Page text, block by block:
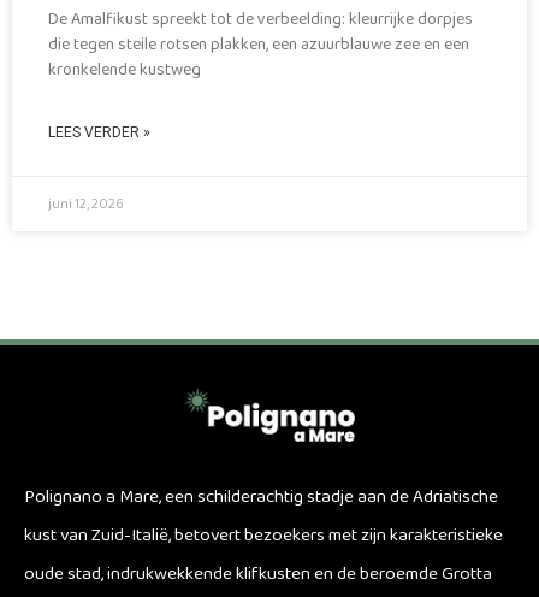
De Amalfikust spreekt tot de verbeelding: kleurrijke dorpjes
die tegen steile rotsen plakken, een azuurblauwe zee en een
kronkelende kustweg
LEES VERDER »
juni 12, 2026
Polignano a Mare, een schilderachtig stadje aan de Adriatische
kust van Zuid-Italië, betovert bezoekers met zijn karakteristieke
oude stad, indrukwekkende klifkusten en de beroemde Grotta